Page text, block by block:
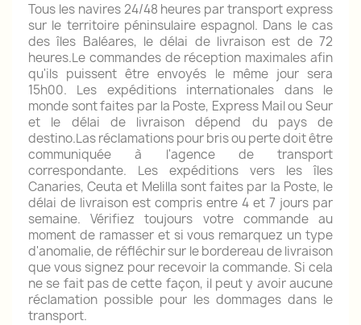
Tous les navires 24/48 heures par transport express
sur le territoire péninsulaire espagnol. Dans le cas
des îles Baléares, le délai de livraison est de 72
heures.Le commandes de réception maximales afin
qu'ils puissent être envoyés le même jour sera
15h00. Les expéditions internationales dans le
monde sont faites par la Poste, Express Mail ou Seur
et le délai de livraison dépend du pays de
destino.Las réclamations pour bris ou perte doit être
communiquée à l'agence de transport
correspondante. Les expéditions vers les îles
Canaries, Ceuta et Melilla sont faites par la Poste, le
délai de livraison est compris entre 4 et 7 jours par
semaine.Vérifiez toujours votre commande au
moment de ramasser et si vous remarquez un type
d'anomalie, de réfléchir sur le bordereau de livraison
que vous signez pour recevoir la commande. Si cela
ne se fait pas de cette façon, il peut y avoir aucune
réclamation possible pour les dommages dans le
transport.